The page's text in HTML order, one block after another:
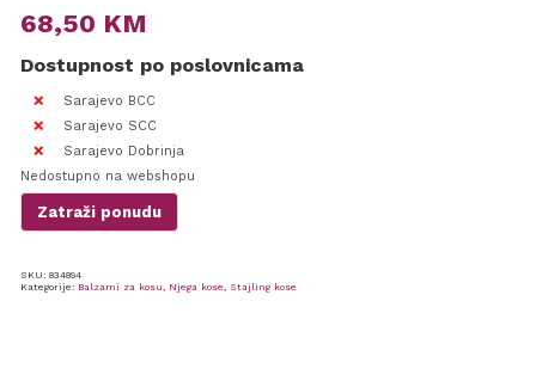
68,50 KM
Dostupnost po poslovnicama
Sarajevo BCC
Sarajevo SCC
Sarajevo Dobrinja
Nedostupno na webshopu
Zatraži ponudu
SKU: 834894
Kategorije: Balzami za kosu, Njega kose, Stajling kose